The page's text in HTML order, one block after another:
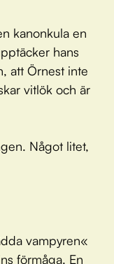
kanonkula en
hans
att Örnest inte
vitlök och är
Något litet,
vampyren«
förmåga. En